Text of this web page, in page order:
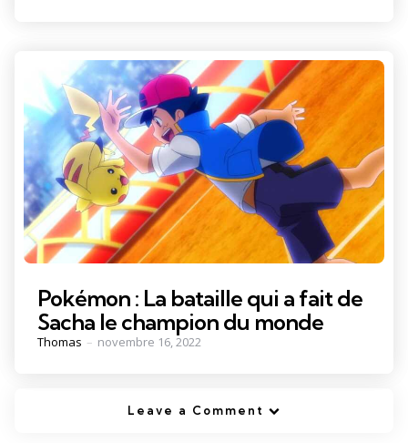
Pokémon : La bataille qui a fait de
Sacha le champion du monde
Posted
Thomas novembre 16, 2022
Leave a Comment